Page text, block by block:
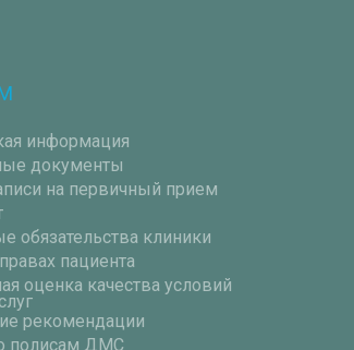
информация
документы
на первичный прием
обязательства клиники
пациента
оценка качества условий
рекомендации
полисам ДМС